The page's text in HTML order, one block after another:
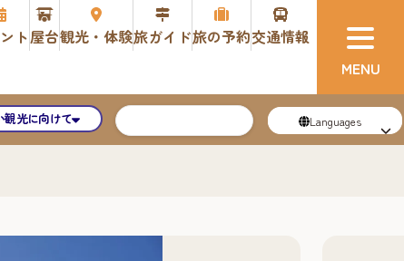
ト屋台観光・体験旅ガイド旅の予約交通情報
観光に向けて Languages